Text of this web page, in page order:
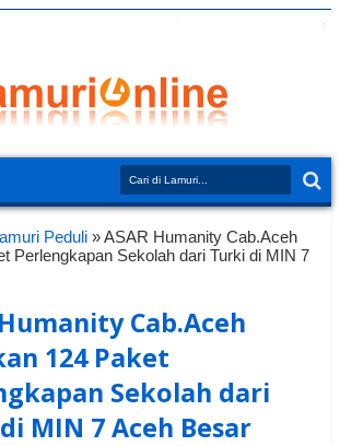
Peduli »ASAR Humanity Cab.Aceh
Perlengkapan Sekolah dari Turki di MIN 7
Cab.Aceh
124 Paket
Sekolah dari
MIN 7 Aceh Besar